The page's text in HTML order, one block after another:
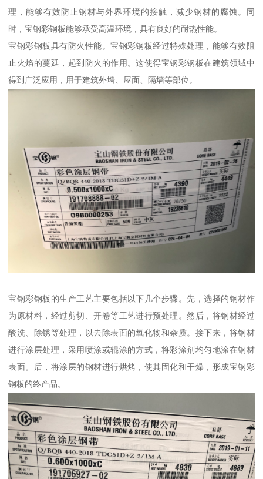
理，能够有效防止钢材与外界环境的接触，减少钢材的腐蚀。同
时，宝钢彩钢板能够承受高温环境，具有良好的耐热性能。
宝钢彩钢板具有防火性能。宝钢彩钢板经过特殊处理，能够有效阻
止火焰的蔓延，起到防火的作用。这使得宝钢彩钢板在建筑领域中
得到广泛应用，用于建筑外墙、屋面、隔墙等部位。
宝钢彩钢板的生产工艺主要包括以下几个步骤。先，选择的钢材作
为原材料，经过剪切、开卷等工艺进行预处理。然后，将钢材经过
酸洗、除锈等处理，以去除表面的氧化物和杂质。接下来，将钢材
进行涂层处理，采用喷涂或辊涂的方式，将彩涂剂均匀地涂在钢材
表面。后，将涂层的钢材进行烘烤，使其固化和干燥，形成宝钢彩
钢板的终产品。